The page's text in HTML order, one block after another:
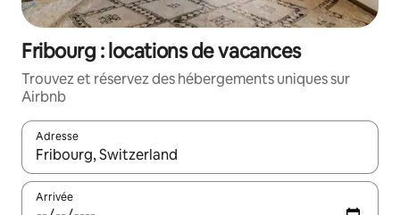
Fribourg : locations de vacances
Trouvez et réservez des hébergements uniques sur
Airbnb
Adresse
Lorsque les résultats s'affichent, utilisez les flèches vers le
Arrivée